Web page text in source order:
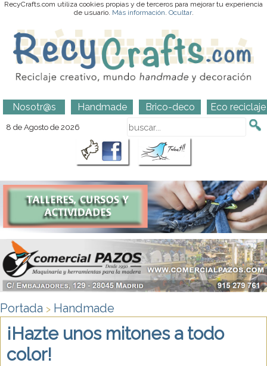
RecyCrafts.com utiliza cookies propias y de terceros para mejorar tu experiencia
de usuario. Más información. Ocultar.
Nosotr@s Handmade Brico-deco Eco reciclaje
8 de Agosto de 2026
Portada > Handmade
¡Hazte unos mitones a todo
color!